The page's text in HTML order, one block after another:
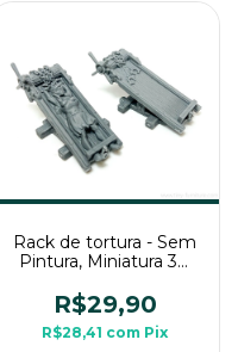
Rack de tortura - Sem
Pintura, Miniatura 3D
Mesa
R$29,90
R$28,41 com Pix